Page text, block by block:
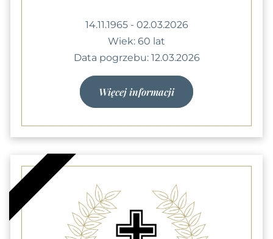
14.11.1965 - 02.03.2026
Wiek: 60 lat
Data pogrzebu: 12.03.2026
Więcej informacji